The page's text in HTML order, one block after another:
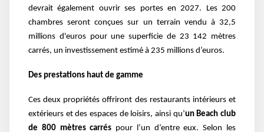
devrait également ouvrir ses portes en 2027. Les 200
chambres seront conçues sur un terrain vendu à 32,5
millions d'euros pour une superficie de 23 142 mètres
carrés, un investissement estimé à 235 millions d’euros.
Des prestations haut de gamme
Ces deux propriétés offriront des restaurants intérieurs et
extérieurs et des espaces de loisirs, ainsi qu’un Beach club
de 800 mètres carrés pour l’un d’entre eux. Selon les